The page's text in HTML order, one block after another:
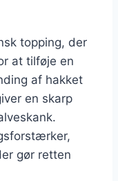
topping, der
at tilføje en
af hakket
en skarp
gør retten